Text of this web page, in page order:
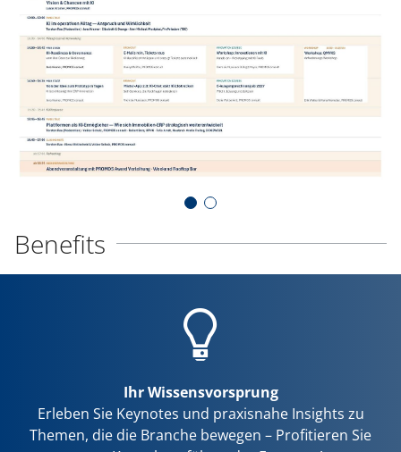
Benefits
Ihr Wissensvorsprung
Erleben Sie Keynotes und praxisnahe Insights zu
Themen, die die Branche bewegen – Profitieren Sie